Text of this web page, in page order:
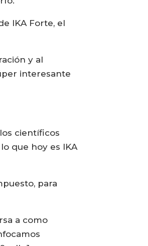
IKA Forte, el
y al
interesante
científicos
que hoy es IKA
para
a como